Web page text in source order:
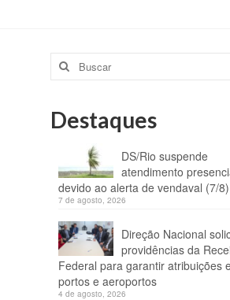
Buscar
por:
Destaques
DS/Rio suspende
atendimento
devido ao alerta de vendaval (7/8)
7 de agosto, 2026
Direção Nacional
providências da
Federal para garantir atribuições
portos e aeroportos
4 de agosto, 2026